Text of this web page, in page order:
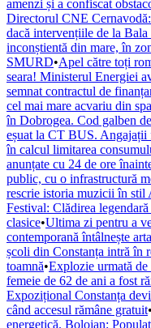
amenzi și a confiscat
Directorul CNE
dacă intervențiile de la Bala
inconștientă din mare, în
SMURD•Apel către toți
seara! Ministerul Energiei
semnat contractul de
cel mai mare acvariu din
în Dobrogea. Cod galben
eșuat la CT BUS. Angajații
în calcul limitarea
anunțate cu 24 de ore
public, cu o infrastructură
rescrie istoria muzicii în
Festival: Clădirea
clasice•Ultima zi pentru a
contemporană întâlnește
școli din Constanța intră în
toamnă•Explozie urmată
femeie de 62 de ani a fost
Expozițional Constanța
când accesul rămâne gratuit•
energetică. Bolojan: